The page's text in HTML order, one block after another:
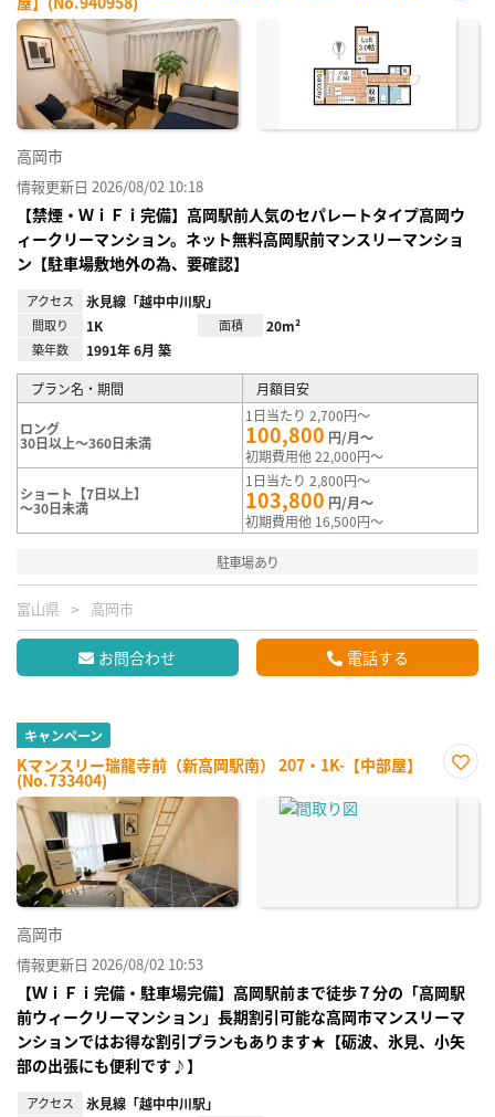
に入
高岡市
情報更新日 2026/08/02 10:18
【禁煙・ＷｉＦｉ完備】高岡駅前人気のセパレートタイプ高岡ウ
ィークリーマンション。ネット無料高岡駅前マンスリーマンショ
ン【駐車場敷地外の為、要確認】
アクセス 氷見線「越中中川駅」
間取り 1K 面積 20m²
築年数 1991年 6月 築
プラン名・期間 月額目安
ロング
30日以上～360日未満
1日当たり 2,700円～
100,800 円/月～
初期費用他 22,000円～
ショート【7日以上】
～30日未満
1日当たり 2,800円～
103,800 円/月～
初期費用他 16,500円～
駐車場あり
富山県 高岡市
お問合わせ 電話する
キャンペーン
Kマンスリー瑞龍寺前（新高岡駅南） 207・1K-【中部屋】
(No.733404)
に入
高岡市
情報更新日 2026/08/02 10:53
【ＷｉＦｉ完備・駐車場完備】高岡駅前まで徒歩７分の「高岡駅
前ウィークリーマンション」長期割引可能な高岡市マンスリーマ
ンションではお得な割引プランもあります★【砺波、氷見、小矢
部の出張にも便利です♪】
アクセス 氷見線「越中中川駅」